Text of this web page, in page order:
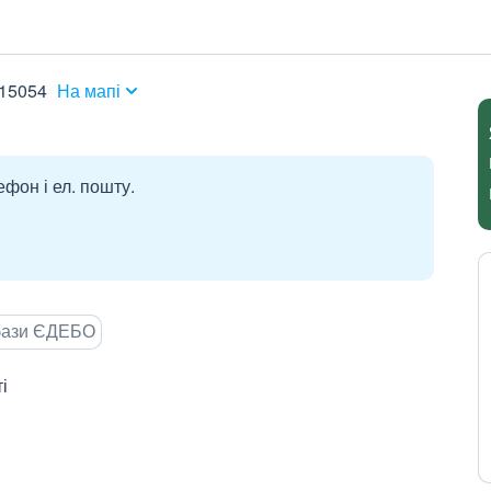
На мапі
і ел. пошту.
ЄДЕБО